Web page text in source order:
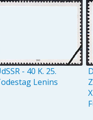
- 40 K. 25.
Lenins